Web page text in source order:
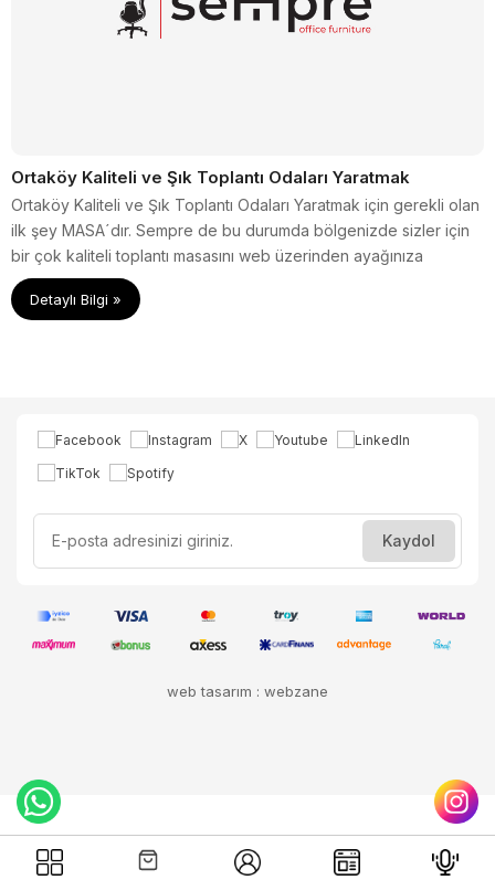
Ortaköy Kaliteli ve Şık Toplantı Odaları Yaratmak
Ortaköy Kaliteli ve Şık Toplantı Odaları Yaratmak için gerekli olan
ilk şey MASA´dır. Sempre de bu durumda bölgenizde sizler için
bir çok kaliteli toplantı masasını web üzerinden ayağınıza
getirmektedir.
Detaylı Bilgi »
web tasarım : webzane